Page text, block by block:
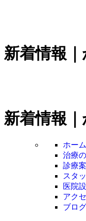
新着情報
新着情報
ホーム
治療
診療
スタ
医院
アク
ブログ